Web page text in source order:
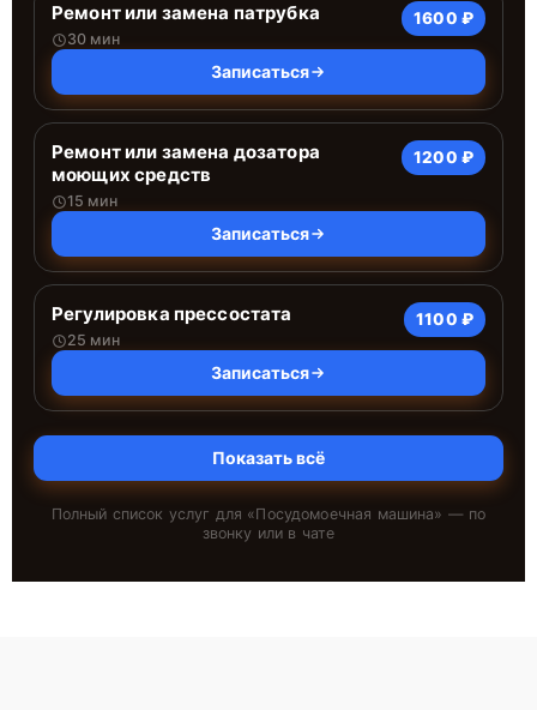
Ремонт или замена патрубка
30 мин
1600 ₽
Записаться
Ремонт или замена дозатора
моющих средств
15 мин
1200 ₽
Записаться
Регулировка прессостата
25 мин
1100 ₽
Записаться
Показать всё
Полный список услуг для «Посудомоечная машина» — по
звонку или в чате